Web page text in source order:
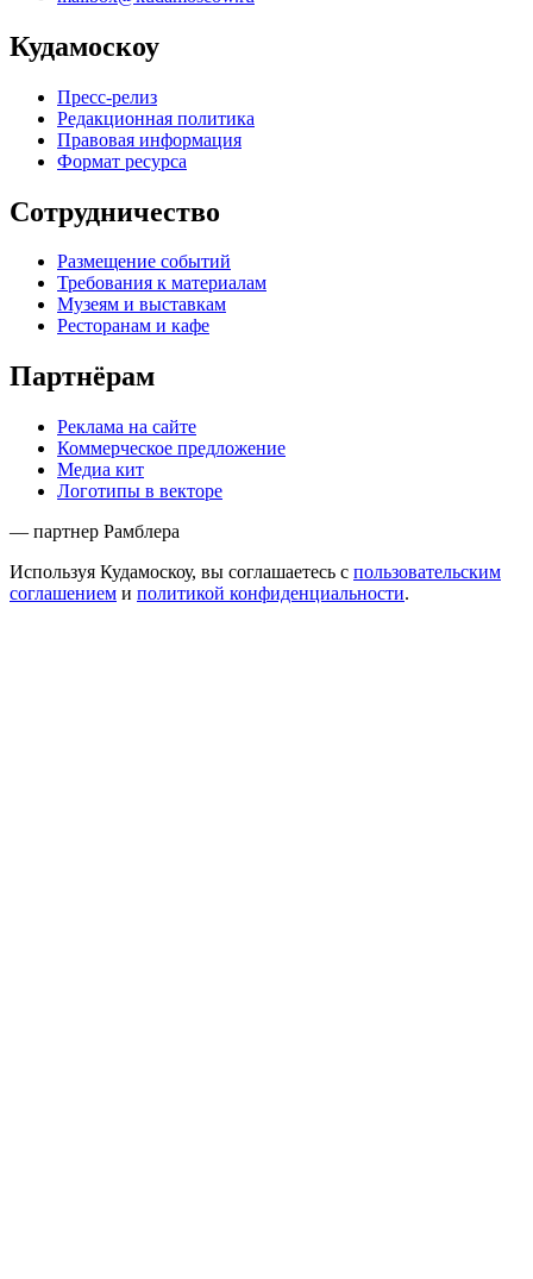
Кудамоскоу
Пресс-релиз
Редакционная политика
Правовая информация
Формат ресурса
Сотрудничество
Размещение событий
Требования к материалам
Музеям и выставкам
Ресторанам и кафе
Партнёрам
Реклама на сайте
Коммерческое предложение
Медиа кит
Логотипы в векторе
— партнер Рамблера
Используя Кудамоскоу, вы соглашаетесь с пользовательским
соглашением и политикой конфиденциальности.